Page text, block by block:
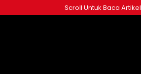
ke
Scroll Untuk Baca Artikel